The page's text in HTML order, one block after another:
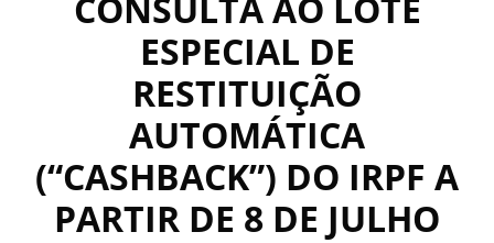
ESPECIAL DE
RESTITUIÇÃO
AUTOMÁTICA
(“CASHBACK”) DO IRPF A
PARTIR DE 8 DE JULHO